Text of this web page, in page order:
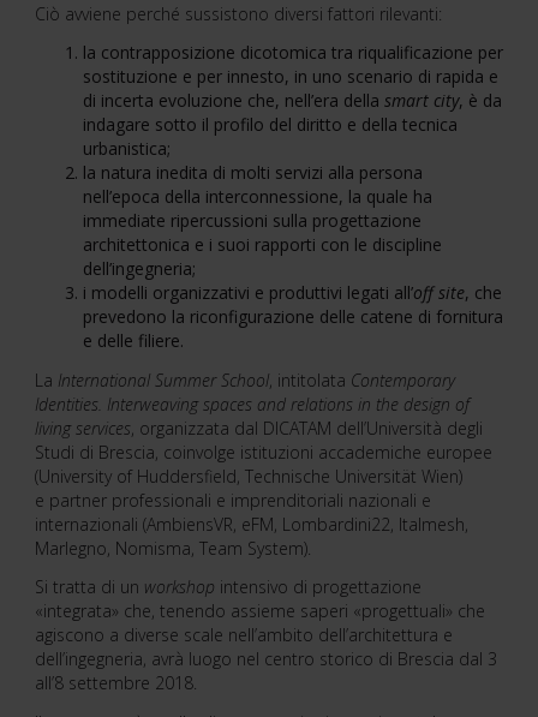
Ciò avviene perché sussistono diversi fattori rilevanti:
la contrapposizione dicotomica tra riqualificazione per
sostituzione e per innesto, in uno scenario di rapida e
di incerta evoluzione che, nell’era della smart city, è da
indagare sotto il profilo del diritto e della tecnica
urbanistica;
la natura inedita di molti servizi alla persona
nell’epoca della interconnessione, la quale ha
immediate ripercussioni sulla progettazione
architettonica e i suoi rapporti con le discipline
dell’ingegneria;
i modelli organizzativi e produttivi legati all’off site, che
prevedono la riconfigurazione delle catene di fornitura
e delle filiere.
La International Summer School, intitolata Contemporary
Identities. Interweaving spaces and relations in the design of
living services, organizzata dal DICATAM dell’Università degli
Studi di Brescia, coinvolge istituzioni accademiche europee
(University of Huddersfield, Technische Universität Wien)
e partner professionali e imprenditoriali nazionali e
internazionali (AmbiensVR, eFM, Lombardini22, Italmesh,
Marlegno, Nomisma, Team System).
Si tratta di un workshop intensivo di progettazione
«integrata» che, tenendo assieme saperi «progettuali» che
agiscono a diverse scale nell’ambito dell’architettura e
dell’ingegneria, avrà luogo nel centro storico di Brescia dal 3
all’8 settembre 2018.